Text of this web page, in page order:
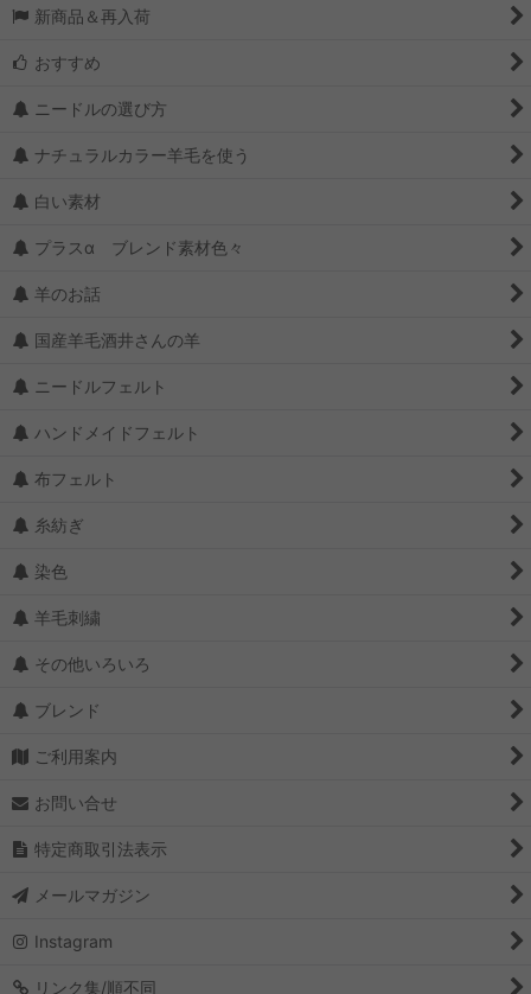
新商品＆再入荷
おすすめ
ニードルの選び方
ナチュラルカラー羊毛を使う
白い素材
プラスα ブレンド素材色々
羊のお話
国産羊毛酒井さんの羊
ニードルフェルト
ハンドメイドフェルト
布フェルト
糸紡ぎ
染色
羊毛刺繍
その他いろいろ
ブレンド
ご利用案内
お問い合せ
特定商取引法表示
メールマガジン
Instagram
リンク集/順不同